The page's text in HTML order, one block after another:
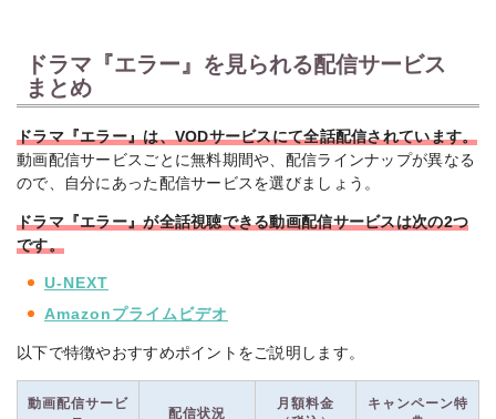
ドラマ『エラー』を見られる配信サービス
まとめ
ドラマ『エラー』は、VODサービスにて全話配信されています。
動画配信サービスごとに無料期間や、配信ラインナップが異なる
ので、自分にあった配信サービスを選びましょう。
ドラマ『エラー』が全話視聴できる動画配信サービスは次の2つ
です。
U-NEXT
Amazonプライムビデオ
以下で特徴やおすすめポイントをご説明します。
動画配信サービ
配信状況
月額料金
キャンペーン特